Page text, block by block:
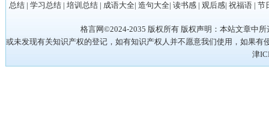
总结| 学习总结| 培训总结| 成语大全| 造句大全| 读书感| 观后感| 祝福语| 节
格言网©2024-2035 版权所有 版权声明：本站文章中
或未发现有关知识产权的登记，如有知识产权人并不愿意我们使用，如果有
津